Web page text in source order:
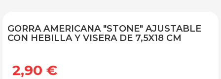
GORRA AMERICANA "STONE" AJUSTABLE
CON HEBILLA Y VISERA DE 7,5X18 CM
2,90 €